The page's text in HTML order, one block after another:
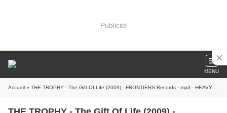
Publicité
MENU
Accueil » THE TROPHY - The Gift Of Life (2009) - FRONTIERS Records - mp3 - HEAVY SOUND SYSTEM